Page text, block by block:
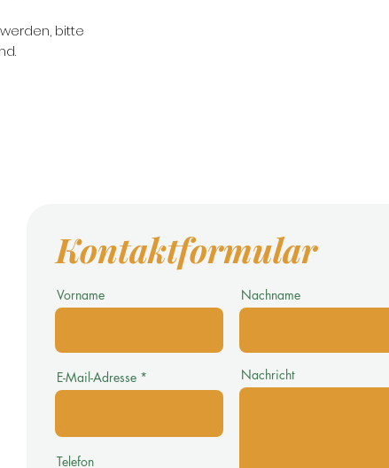
bitte
Kontaktformular
Vorname Nachname
E-Mail-Adresse
Telefon
Nachricht